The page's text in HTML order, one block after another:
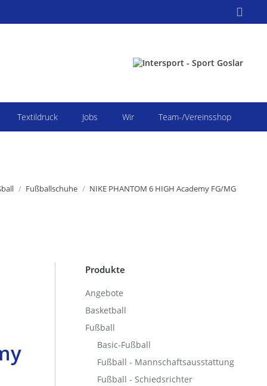
Search:
Textildruck Jobs Wir Team-/Vereinsshop
sich hier:Fußballschuhe NIKE PHANTOM 6 HIGH Academy FG/MG
Produkte
Angebote
Basketball
Fußball
Basic-Fußball
Fußball - Mannschaftsausstattung
Fußball - Schiedsrichter